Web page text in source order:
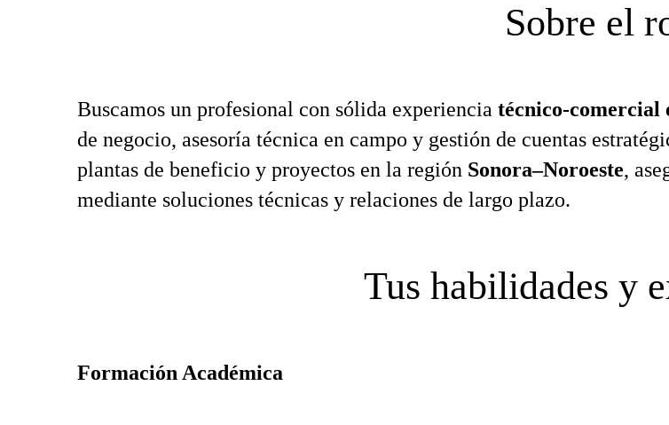
Sobre el
Buscamos un profesional con sólida experiencia
de negocio, asesoría técnica en campo y gestión de cuentas
plantas de beneficio y proyectos en la región Sonora–Noroeste,
mediante soluciones técnicas y relaciones de largo plazo.
Tus habilidades y
Formación Académica